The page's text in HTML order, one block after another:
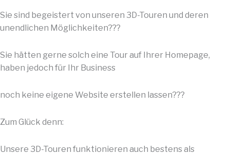
Sie sind begeistert von unseren 3D-Touren und deren
unendlichen Möglichkeiten???
Sie hätten gerne solch eine Tour auf Ihrer Homepage,
haben jedoch für Ihr Business
noch keine eigene Website erstellen lassen???
Zum Glück denn:
Unsere 3D-Touren funktionieren auch bestens als